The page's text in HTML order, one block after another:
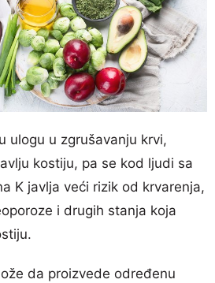
ulogu u zgrušavanju krvi,
kostiju, pa se kod ljudi sa
K javlja veći rizik od krvarenja,
i drugih stanja koja
da proizvede određenu